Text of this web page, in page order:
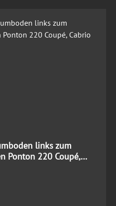
links zum
Ponton 220 Coupé,